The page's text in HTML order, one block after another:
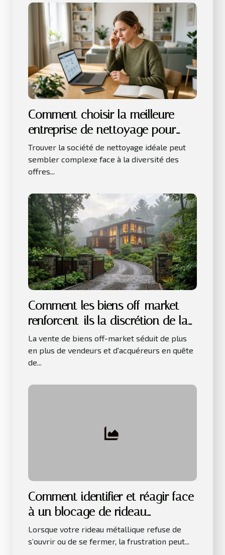
Comment choisir la meilleure
entreprise de nettoyage pour
vos besoins ?
Trouver la société de nettoyage idéale peut
sembler complexe face à la diversité des
offres...
Comment les biens off-market
renforcent-ils la discrétion de la
vente ?
La vente de biens off-market séduit de plus
en plus de vendeurs et d'acquéreurs en quête
de...
Comment identifier et réagir face
à un blocage de rideau
métallique ?
Lorsque votre rideau métallique refuse de
s’ouvrir ou de se fermer, la frustration peut...